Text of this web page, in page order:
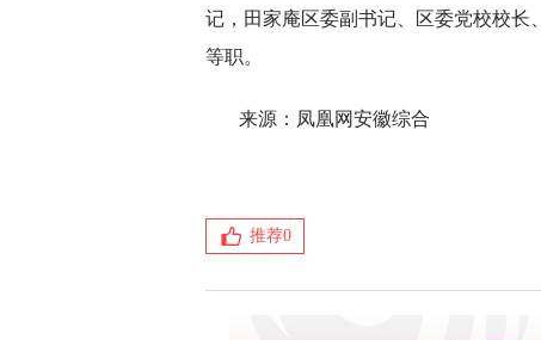
记，田家庵区委副书记、区委党校校
等职。
来源：凤凰网安徽综合
推荐0